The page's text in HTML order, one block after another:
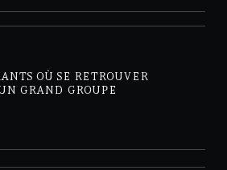
OÙ SE RETROUVER
GRAND GROUPE